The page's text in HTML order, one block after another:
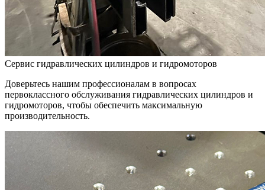
Сервис гидравлических цилиндров и гидромоторов
Доверьтесь нашим профессионалам в вопросах
первоклассного обслуживания гидравлических цилиндров и
гидромоторов, чтобы обеспечить максимальную
производительность.